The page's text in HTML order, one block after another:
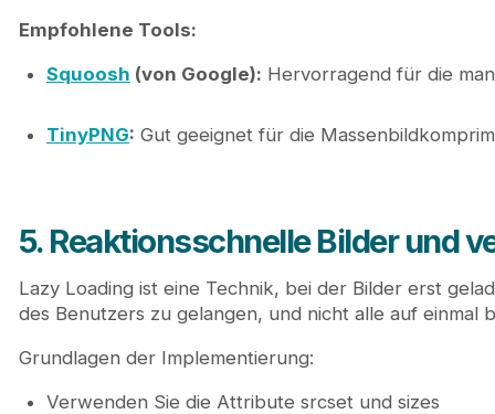
Empfohlene Tools:
Squoosh (von Google): Hervorragend für die
TinyPNG: Gut geeignet für die
5. Reaktionsschnelle Bilder und
Lazy Loading ist eine Technik, bei der Bilder erst
des Benutzers zu gelangen, und nicht alle auf einmal
Grundlagen der Implementierung:
Verwenden Sie die Attribute srcset und sizes